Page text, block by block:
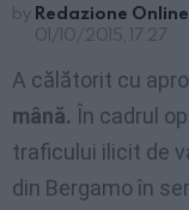
by Redazione Online
01/10/2015, 17:27
A călătorit cu
mână. În cadrul
traficului ilicit de
din Bergamo în